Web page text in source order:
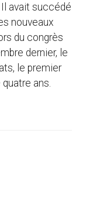
avait succédé
nouveaux
du congrès
dernier, le
le premier
ans.